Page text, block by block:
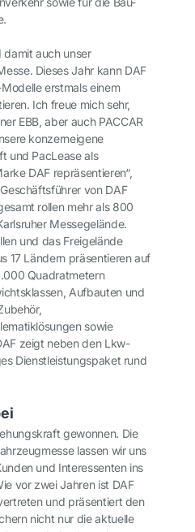
damit auch unser
Dieses Jahr kann DAF
erstmals einem
Ich freue mich sehr,
EBB, aber auch PACCAR
konzerneigene
und PacLease als
DAF repräsentieren“,
von DAF
rollen mehr als 800
Messegelände.
und das Freigelände
17 Ländern präsentieren auf
Quadratmetern
Aufbauten und
sowie
zeigt neben den Lkw-
Dienstleistungspaket rund
gewonnen. Die
lassen wir uns
und Interessenten ins
vor zwei Jahren ist DAF
und präsentiert den
nicht nur die aktuelle